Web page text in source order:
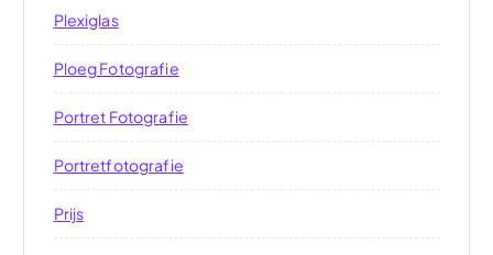
Plexiglas
Ploeg Fotografie
Portret Fotografie
Portretfotografie
Prijs